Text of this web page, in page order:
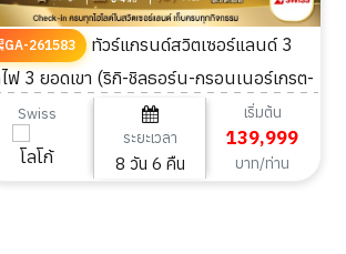
GA-261583
ทัวร์แกรนด์สวิตเซอร์แลนด์ 3
ฟ 3 ยอดเขา (ริกิ-ชิลธอร์น-กรอนเนอร์เกรต-
pass) 8วัน 6คืน
Swiss
ระยะเวลา
8 วัน 6 คืน
เริ่มต้น
139,999
บาท/ท่าน